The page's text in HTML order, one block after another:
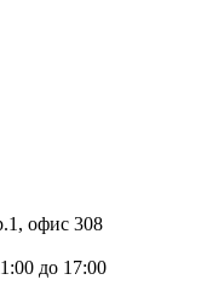
офис 308
до 17:00